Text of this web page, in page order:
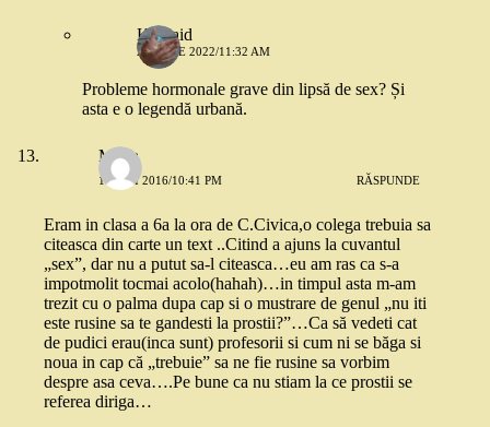
Koolaid
24 IULIE 2022/11:32 AM
Probleme hormonale grave din lipsă de sex? Și
asta e o legendă urbană.
Maria
17 MAI 2016/10:41 PM RĂSPUNDE
Eram in clasa a 6a la ora de C.Civica,o colega trebuia sa
citeasca din carte un text ..Citind a ajuns la cuvantul
„sex”, dar nu a putut sa-l citeasca…eu am ras ca s-a
impotmolit tocmai acolo(hahah)…in timpul asta m-am
trezit cu o palma dupa cap si o mustrare de genul „nu iti
este rusine sa te gandesti la prostii?”…Ca să vedeti cat
de pudici erau(inca sunt) profesorii si cum ni se băga si
noua in cap că „trebuie” sa ne fie rusine sa vorbim
despre asa ceva….Pe bune ca nu stiam la ce prostii se
referea diriga…